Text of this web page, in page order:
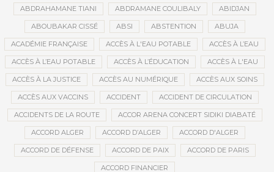
ABDRAHAMANE TIANI ABDRAMANE COULIBALY ABIDJAN
ABOUBAKAR CISSÉ ABSI ABSTENTION ABUJA
ACADÉMIE FRANÇAISE ACCÈS À L'EAU POTABLE ACCÈS À L’EAU
ACCÈS À L’EAU POTABLE ACCÈS À L’ÉDUCATION ACCÈS À L'EAU
ACCÈS À LA JUSTICE ACCÈS AU NUMÉRIQUE ACCÈS AUX SOINS
ACCÈS AUX VACCINS ACCIDENT ACCIDENT DE CIRCULATION
ACCIDENTS DE LA ROUTE ACCOR ARENA CONCERT SIDIKI DIABATÉ
ACCORD ALGER ACCORD D’ALGER ACCORD D'ALGER
ACCORD DE DÉFENSE ACCORD DE PAIX ACCORD DE PARIS
ACCORD FINANCIER